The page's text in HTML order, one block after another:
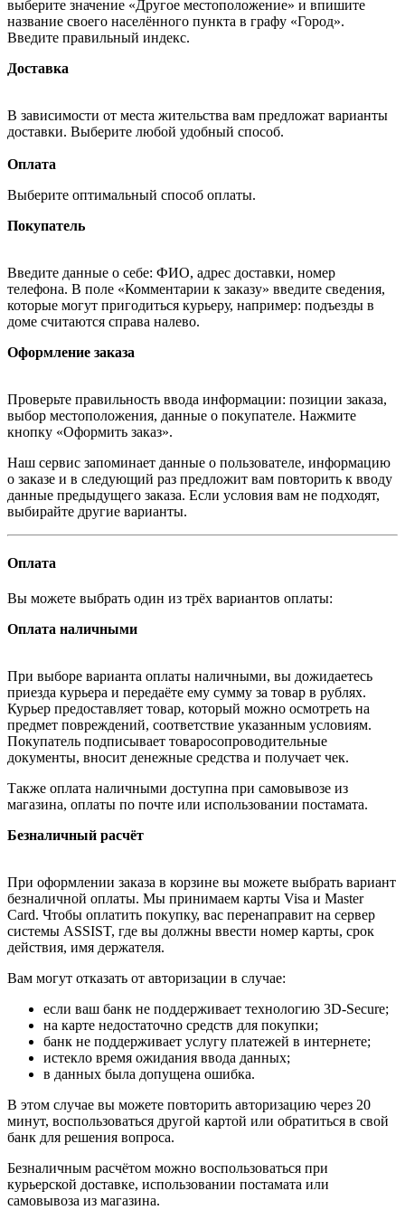
выберите значение «Другое местоположение» и впишите
название своего населённого пункта в графу «Город».
Введите правильный индекс.
Доставка
В зависимости от места жительства вам предложат варианты
доставки. Выберите любой удобный способ.
Оплата
Выберите оптимальный способ оплаты.
Покупатель
Введите данные о себе: ФИО, адрес доставки, номер
телефона. В поле «Комментарии к заказу» введите сведения,
которые могут пригодиться курьеру, например: подъезды в
доме считаются справа налево.
Оформление заказа
Проверьте правильность ввода информации: позиции заказа,
выбор местоположения, данные о покупателе. Нажмите
кнопку «Оформить заказ».
Наш сервис запоминает данные о пользователе, информацию
о заказе и в следующий раз предложит вам повторить к вводу
данные предыдущего заказа. Если условия вам не подходят,
выбирайте другие варианты.
Оплата
Вы можете выбрать один из трёх вариантов оплаты:
Оплата наличными
При выборе варианта оплаты наличными, вы дожидаетесь
приезда курьера и передаёте ему сумму за товар в рублях.
Курьер предоставляет товар, который можно осмотреть на
предмет повреждений, соответствие указанным условиям.
Покупатель подписывает товаросопроводительные
документы, вносит денежные средства и получает чек.
Также оплата наличными доступна при самовывозе из
магазина, оплаты по почте или использовании постамата.
Безналичный расчёт
При оформлении заказа в корзине вы можете выбрать вариант
безналичной оплаты. Мы принимаем карты Visa и Master
Card. Чтобы оплатить покупку, вас перенаправит на сервер
системы ASSIST, где вы должны ввести номер карты, срок
действия, имя держателя.
Вам могут отказать от авторизации в случае:
если ваш банк не поддерживает технологию 3D-Secure;
на карте недостаточно средств для покупки;
банк не поддерживает услугу платежей в интернете;
истекло время ожидания ввода данных;
в данных была допущена ошибка.
В этом случае вы можете повторить авторизацию через 20
минут, воспользоваться другой картой или обратиться в свой
банк для решения вопроса.
Безналичным расчётом можно воспользоваться при
курьерской доставке, использовании постамата или
самовывоза из магазина.